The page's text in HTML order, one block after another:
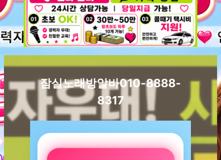
잠실노래방알바010-8888-
8317